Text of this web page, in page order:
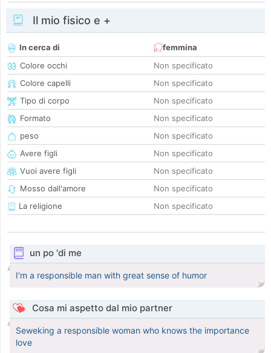
Il mio fisico e +
In cerca di
femmina
Colore occhi
Non specificato
Colore capelli
Non specificato
Tipo di corpo
Non specificato
Formato
Non specificato
peso
Non specificato
Avere figli
Non specificato
Vuoi avere figli
Non specificato
Mosso dall'amore
Non specificato
La religione
Non specificato
un po 'di me
I'm a responsible man with great sense of humor
Cosa mi aspetto dal mio partner
Seweking a responsible woman who knows the importance
love